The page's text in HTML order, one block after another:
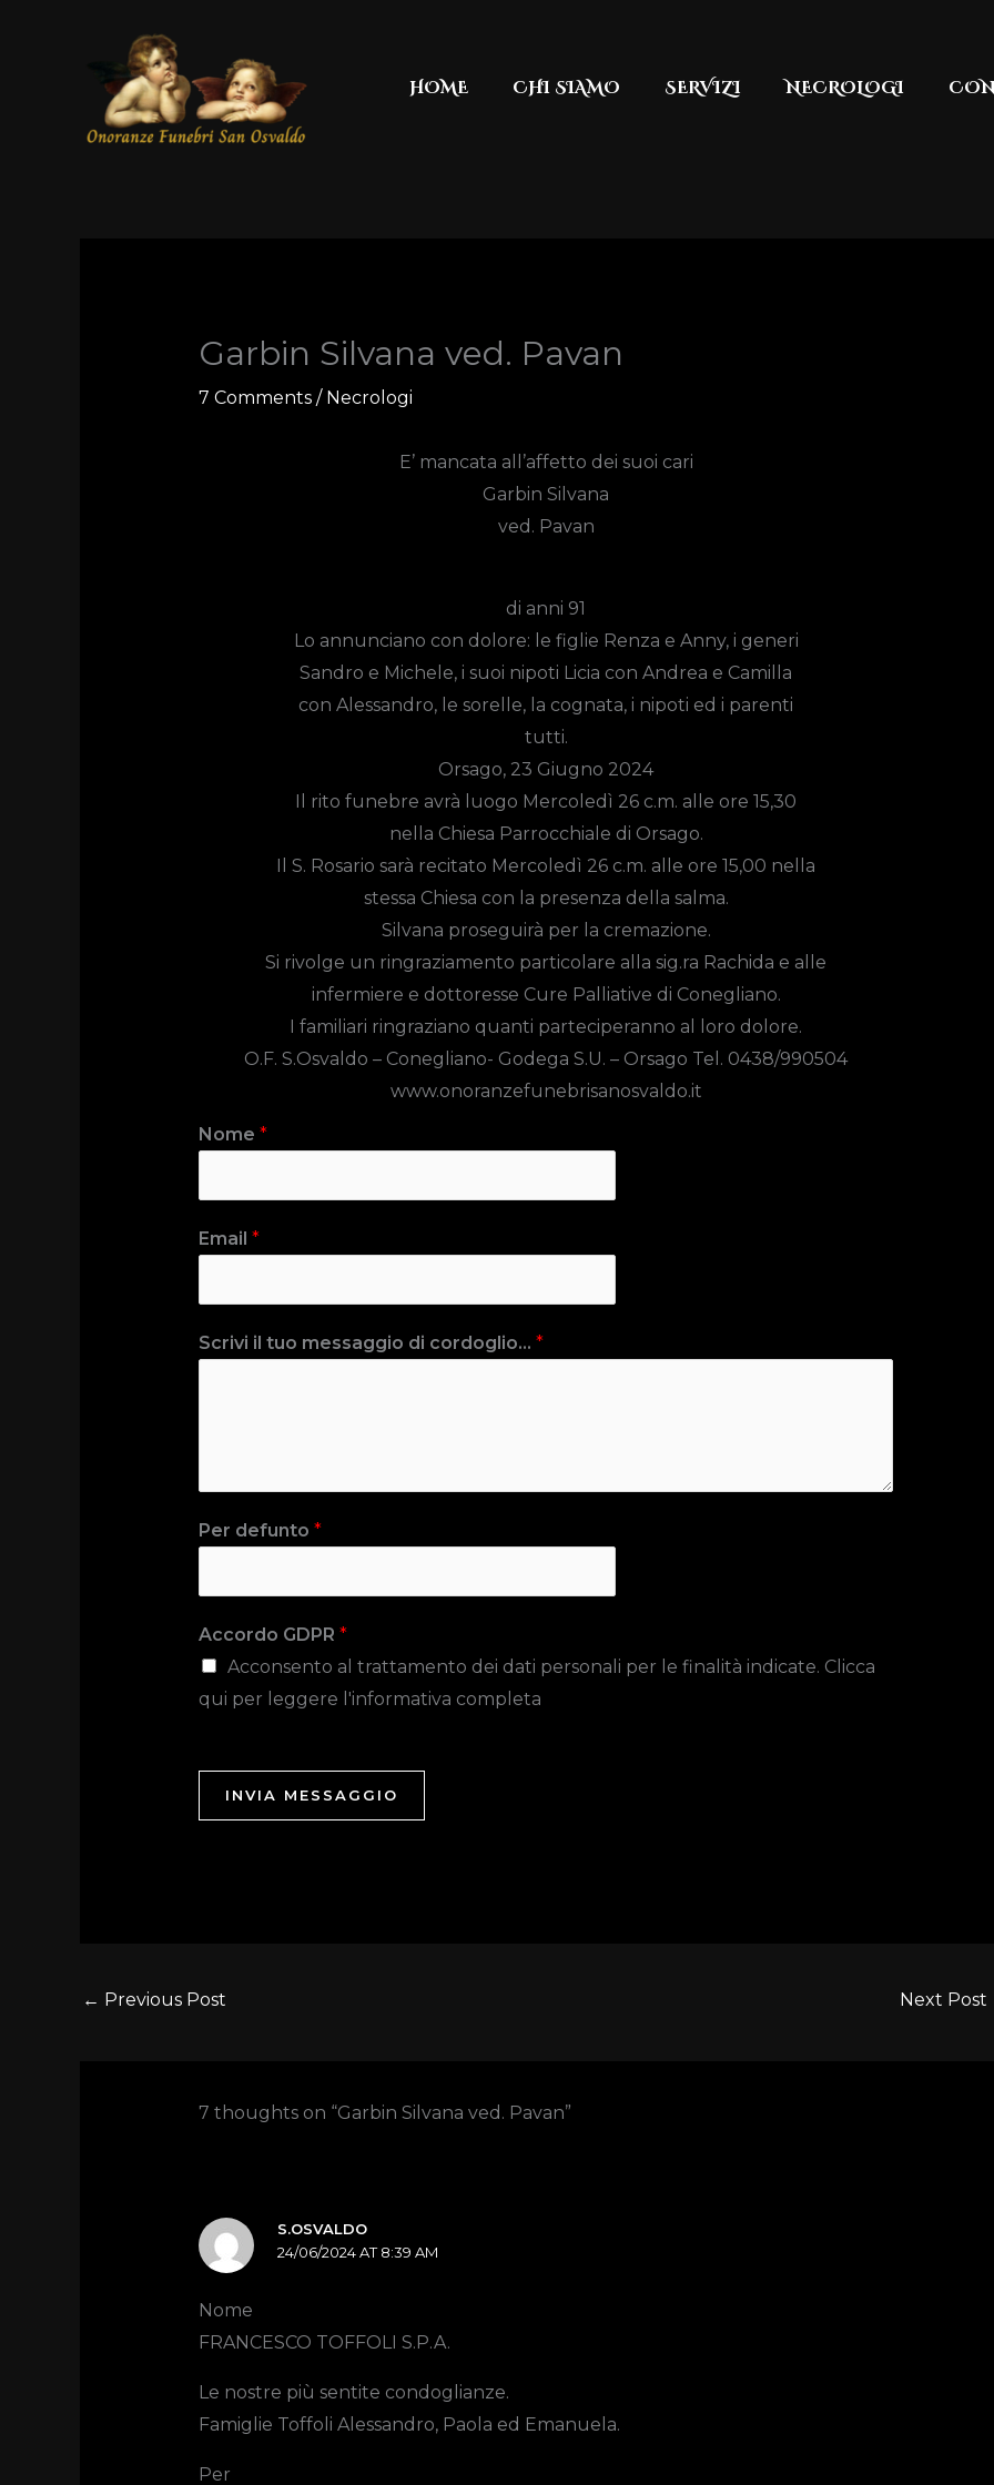
HOME CHI SIAMO SERVIZI NECROLOGI
Garbin Silvana ved. Pavan
7 Comments / Necrologi
E’ mancata all’affetto dei suoi cari
Garbin Silvana
ved. Pavan
di anni 91
Lo annunciano con dolore: le figlie Renza e Anny, i generi
Sandro e Michele, i suoi nipoti Licia con Andrea e Camilla
con Alessandro, le sorelle, la cognata, i nipoti ed i parenti
tutti.
Orsago, 23 Giugno 2024
Il rito funebre avrà luogo Mercoledì 26 c.m. alle ore 15,30
nella Chiesa Parrocchiale di Orsago.
Il S. Rosario sarà recitato Mercoledì 26 c.m. alle ore 15,00 nella
stessa Chiesa con la presenza della salma.
Silvana proseguirà per la cremazione.
Si rivolge un ringraziamento particolare alla sig.ra Rachida e alle
infermiere e dottoresse Cure Palliative di Conegliano.
I familiari ringraziano quanti parteciperanno al loro dolore.
O.F. S.Osvaldo – Conegliano- Godega S.U. – Orsago Tel. 0438/990504
www.onoranzefunebrisanosvaldo.it
Nome *
Email *
Scrivi il tuo messaggio di cordoglio... *
Per defunto *
Accordo GDPR *
Acconsento al trattamento dei dati personali per le finalità indicate. Clicca
qui per leggere l'informativa completa
INVIA MESSAGGIO
← Previous Post Next Post
7 thoughts on “Garbin Silvana ved. Pavan”
S.OSVALDO
24/06/2024 AT 8:39 AM
Nome
FRANCESCO TOFFOLI S.P.A.
Le nostre più sentite condoglianze.
Famiglie Toffoli Alessandro, Paola ed Emanuela.
Per